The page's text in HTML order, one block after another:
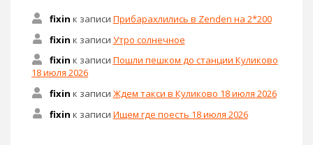
fixin к записи Прибарахлились в Zenden на 2*200
fixin к записи Утро солнечное
fixin к записи Пошли пешком до станции Куликово
18 июля 2026
fixin к записи Ждем такси в Куликово 18 июля 2026
fixin к записи Ищем где поесть 18 июля 2026